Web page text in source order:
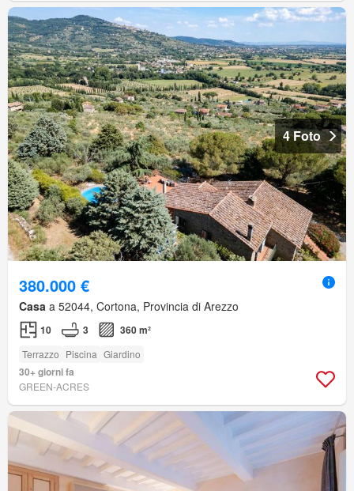
4 Foto
380.000 €
Casa a 52044, Cortona, Provincia di Arezzo
10 3 360 m²
Terrazzo Piscina Giardino
30+ giorni fa
GREEN-ACRES